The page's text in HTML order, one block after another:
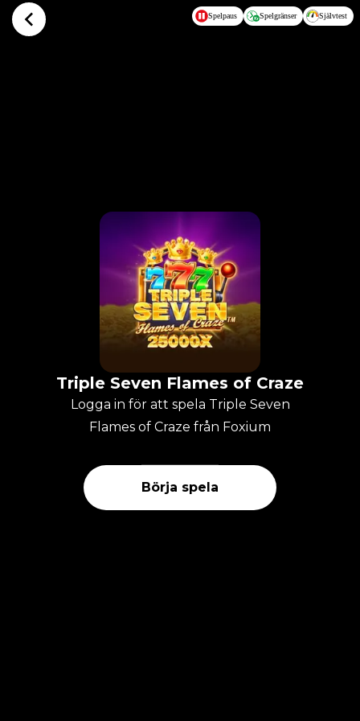
Hoppa till huvudinnehållet Spelpaus Spelgränser Självtest
Triple Seven Flames of Craze
Logga in för att spela Triple Seven
Flames of Craze från Foxium
Börja spela